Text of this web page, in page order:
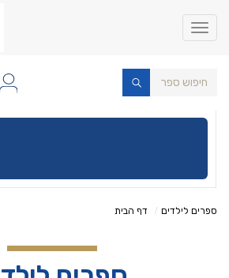
Toggle
navigation
דף הבית ספרים לילדים